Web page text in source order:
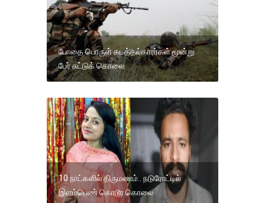
போதை பொருள் கடத்தல்காரர்கள் மூன்று
பேர் சுட்டுக் கொலை
10 நாட்களில் திருமணம்.. நடுரோட்டில்
இளம்பெண் கொடூர கொலை